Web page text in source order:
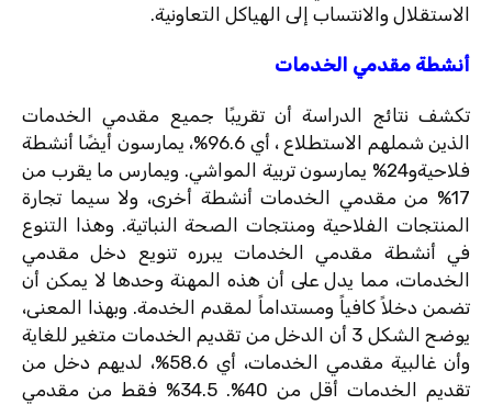
الاستقلال والانتساب إلى الهياكل التعاونية.
أنشطة مقدمي الخدمات
تكشف نتائج الدراسة أن تقريبًا جميع مقدمي الخدمات
الذين شملهم الاستطلاع ، أي 96.6%، يمارسون أيضًا أنشطة
فلاحيةو24% يمارسون تربية المواشي. ويمارس ما يقرب من
17% من مقدمي الخدمات أنشطة أخرى، ولا سيما تجارة
المنتجات الفلاحية ومنتجات الصحة النباتية. وهذا التنوع
في أنشطة مقدمي الخدمات يبرره تنويع دخل مقدمي
الخدمات، مما يدل على أن هذه المهنة وحدها لا يمكن أن
تضمن دخلاً كافياً ومستداماً لمقدم الخدمة. وبهذا المعنى،
يوضح الشكل 3 أن الدخل من تقديم الخدمات متغير للغاية
وأن غالبية مقدمي الخدمات، أي 58.6%، لديهم دخل من
تقديم الخدمات أقل من 40%. 34.5% فقط من مقدمي